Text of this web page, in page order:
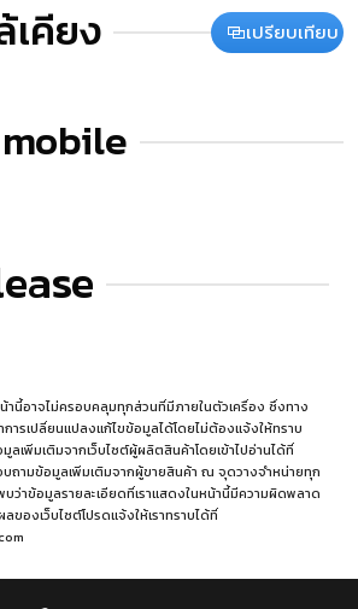
เคียง เปรียบเทียบ
นี้อาจไม่ครอบคลุมทุกส่วนที่มีภายในตัวเครื่อง ซึ่งทาง
การเปลี่ยนแปลงแก้ไขข้อมูลได้โดยไม่ต้องแจ้งให้ทราบ
เพิ่มเติมจากเว็บไซต์ผู้ผลิตสินค้าโดยเข้าไปอ่านได้ที่
บถามข้อมูลเพิ่มเติมจากผู้ขายสินค้า ณ จุดวางจำหน่ายทุก
ว่าข้อมูลรายละเอียดที่เราแสดงในหน้านี้มีความผิดพลาด
องเว็บไซต์โปรดแจ้งให้เราทราบได้ที่